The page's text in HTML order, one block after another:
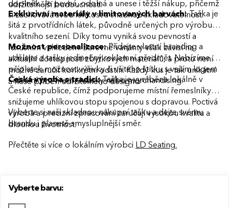
udržitelnější budoucnosti.
doplněk. Je pevná, odolná a unese i těžší nákup, přičemž
si zachovává svou lehkost a snadnou skladovatelnost.
Exkluzivní materiály v limitovaných barvách:Taška je
šitá z prvotřídních látek, původně určených pro výrobu
kvalitního sezení. Díky tomu vyniká svou pevností a
luxusním vzhledem. Barevné varianty však závisí na
aktuální dostupnosti zbytkových materiálů, a proto není
možné zaručit konkrétní odstín. Každý kus je tak unikátní
a nese příběh udržitelného designu.
Možnost personalizace:Přidejte vlastní branding a
udělejte z tašky jedinečný reklamní předmět. Nabízíme za
příplatek možnost výšivky či všitého štítku s vaším logem
– ideální pro firemní dárky nebo merchandising.
Česká výroba s tradicí:Taška je vyráběna lokálně v
České republice, čímž podporujeme místní řemeslníky a
snižujeme uhlíkovou stopu spojenou s dopravou. Poctivá
výroba a precizní zpracování zaručují vysokou kvalitu a
dlouhou životnost.
Vyberte si naši skladnou nákupní tašku a dejte svému
brandu i planetě smysluplnější směr.
Přečtěte si více o lokálním výrobci LD Seating.
Vyberte barvu: